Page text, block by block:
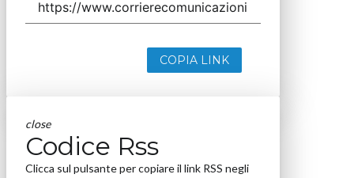
COPIA LINK
close
Codice Rss
Clicca sul pulsante per copiare il link RSS negli